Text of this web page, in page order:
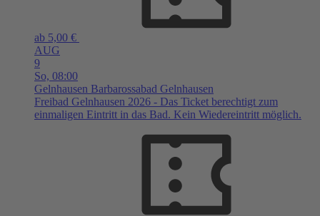
ab 5,00 €
AUG
9
So, 08:00
Gelnhausen Barbarossabad Gelnhausen
Freibad Gelnhausen 2026 - Das Ticket berechtigt zum
einmaligen Eintritt in das Bad. Kein Wiedereintritt möglich.